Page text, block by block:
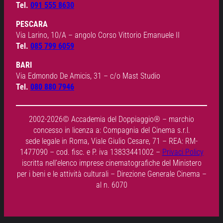
Tel. 091 555 8630
PESCARA
Via Larino, 10/A – angolo Corso Vittorio Emanuele II
Tel. 085 799 6059
BARI
Via Edmondo De Amicis, 31 – c/o Mast Studio
Tel. 080 880 7946
2002-2026© Accademia del Doppiaggio® – marchio
concesso in licenza a: Compagnia del Cinema s.r.l.
sede legale in Roma, Viale Giulio Cesare, 71 – REA: RM-
1477090 – cod. fisc. e P. iva 13833441002 – Privaci Policy
iscritta nell’elenco imprese cinematografiche del Ministero
per i beni e le attività culturali – Direzione Generale Cinema –
al n. 6070